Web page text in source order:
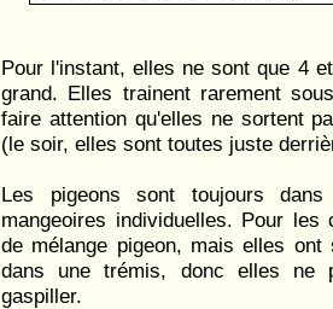
Pour l'instant, elles ne sont que 4
grand. Elles trainent rarement
faire attention qu'elles ne sortent
(le soir, elles sont toutes juste
Les pigeons sont toujours
mangeoires individuelles. Pour
de mélange pigeon, mais elles
dans une trémis, donc elles ne
gaspiller.